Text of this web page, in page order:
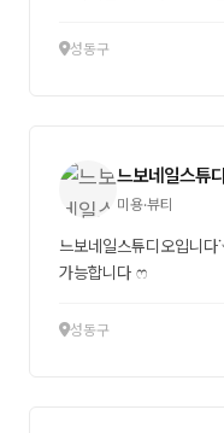
성동구
느보네일스튜
미용·뷰티
느보네일스튜디오입니다
가능합니다 ෆ
성동구